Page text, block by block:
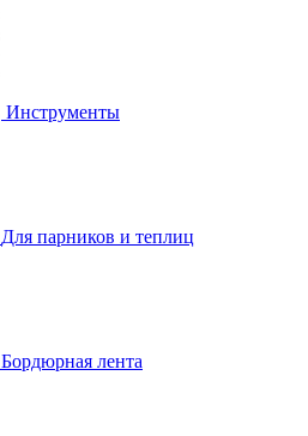
Инструменты
Для парников и теплиц
Бордюрная лента